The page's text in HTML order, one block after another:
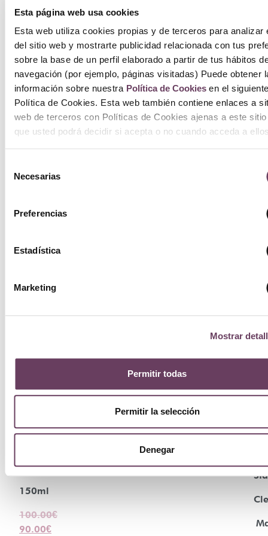
Esta página web usa cookies
Esta web utiliza cookies propias y de terceros para analizar
del sitio web y mostrarte publicidad relacionada con tus
sobre la base de un perfil elaborado a partir de tus hábitos
navegación (por ejemplo, páginas visitadas) Puede obtener
información sobre nuestra Política de Cookiesen el
Política de Cookies. Esta web también contiene enlaces a
web de terceros con Políticas de Cookies ajenas a este sitio
que usted podrá decidir si acepta o no cuando acceda a
Necesarias
Preferencias
Estadística
Marketing
Mostrar
Permitir todas
Permitir la selección
Denegar
Falls
150ml
100.00€
90.00€